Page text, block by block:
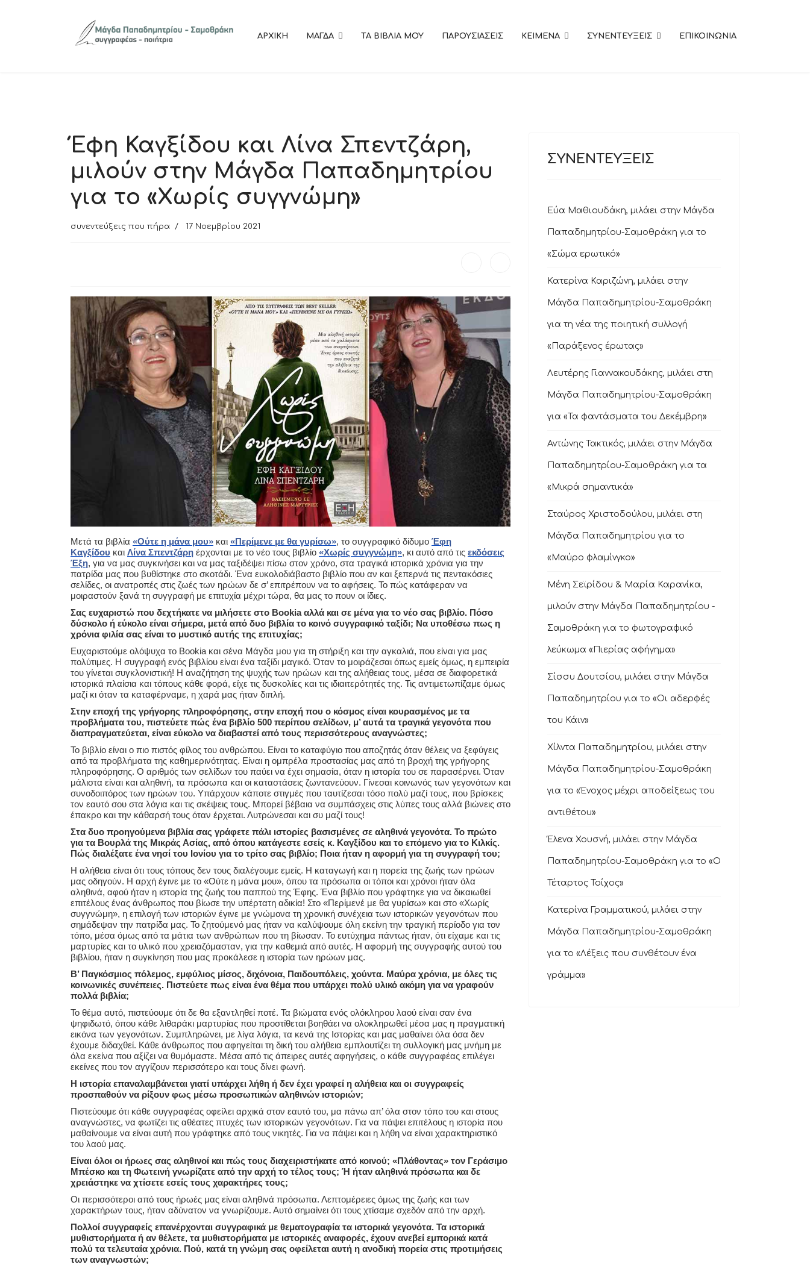
ΑΡΧΙΚΗ ΜΑΓΔΑ ΤΑ ΒΙΒΛΙΑ ΜΟΥ ΠΑΡΟΥΣΙΑΣΕΙΣ KEIMENA ΣΥΝΕΝΤΕΥΞΕΙΣ ΕΠΙΚΟΙΝΩΝΙΑ
Έφη Καγξίδου και Λίνα Σπεντζάρη,
μιλούν στην Μάγδα Παπαδημητρίου
για το «Χωρίς συγγνώμη»
συνεντεύξεις που πήρα 17 Νοεμβρίου 2021
Μετά τα βιβλία «Ούτε η μάνα μου» και «Περίμενε με θα γυρίσω», το συγγραφικό δίδυμο Έφη
Καγξίδου και Λίνα Σπεντζάρη έρχονται με το νέο τους βιβλίο «Χωρίς συγγνώμη», κι αυτό από τις εκδόσεις
Έξη, για να μας συγκινήσει και να μας ταξιδέψει πίσω στον χρόνο, στα τραγικά ιστορικά χρόνια για την
πατρίδα μας που βυθίστηκε στο σκοτάδι. Ένα ευκολοδιάβαστο βιβλίο που αν και ξεπερνά τις πεντακόσιες
σελίδες, οι ανατροπές στις ζωές των ηρώων δε σ’ επιτρέπουν να το αφήσεις. Το πώς κατάφεραν να
μοιραστούν ξανά τη συγγραφή με επιτυχία μέχρι τώρα, θα μας το πουν οι ίδιες.
Σας ευχαριστώ που δεχτήκατε να μιλήσετε στο Bookia αλλά και σε μένα για το νέο σας βιβλίο. Πόσο
δύσκολο ή εύκολο είναι σήμερα, μετά από δυο βιβλία το κοινό συγγραφικό ταξίδι; Να υποθέσω πως η
χρόνια φιλία σας είναι το μυστικό αυτής της επιτυχίας;
Ευχαριστούμε ολόψυχα το Bookia και σένα Μάγδα μου για τη στήριξη και την αγκαλιά, που είναι για μας
πολύτιμες. Η συγγραφή ενός βιβλίου είναι ένα ταξίδι μαγικό. Όταν το μοιράζεσαι όπως εμείς όμως, η εμπειρία
του γίνεται συγκλονιστική! Η αναζήτηση της ψυχής των ηρώων και της αλήθειας τους, μέσα σε διαφορετικά
ιστορικά πλαίσια και τόπους κάθε φορά, είχε τις δυσκολίες και τις ιδιαιτερότητές της. Τις αντιμετωπίζαμε όμως
μαζί κι όταν τα καταφέρναμε, η χαρά μας ήταν διπλή.
Στην εποχή της γρήγορης πληροφόρησης, στην εποχή που ο κόσμος είναι κουρασμένος με τα
προβλήματα του, πιστεύετε πώς ένα βιβλίο 500 περίπου σελίδων, μ’ αυτά τα τραγικά γεγονότα που
διαπραγματεύεται, είναι εύκολο να διαβαστεί από τους περισσότερους αναγνώστες;
Το βιβλίο είναι ο πιο πιστός φίλος του ανθρώπου. Είναι το καταφύγιο που αποζητάς όταν θέλεις να ξεφύγεις
από τα προβλήματα της καθημερινότητας. Είναι η ομπρέλα προστασίας μας από τη βροχή της γρήγορης
πληροφόρησης. Ο αριθμός των σελίδων του παύει να έχει σημασία, όταν η ιστορία του σε παρασέρνει. Όταν
μάλιστα είναι και αληθινή, τα πρόσωπα και οι καταστάσεις ζωντανεύουν. Γίνεσαι κοινωνός των γεγονότων και
συνοδοιπόρος των ηρώων του. Υπάρχουν κάποτε στιγμές που ταυτίζεσαι τόσο πολύ μαζί τους, που βρίσκεις
τον εαυτό σου στα λόγια και τις σκέψεις τους. Μπορεί βέβαια να συμπάσχεις στις λύπες τους αλλά βιώνεις στο
έπακρο και την κάθαρσή τους όταν έρχεται. Λυτρώνεσαι και συ μαζί τους!
Στα δυο προηγούμενα βιβλία σας γράφετε πάλι ιστορίες βασισμένες σε αληθινά γεγονότα. Το πρώτο
για τα Βουρλά της Μικράς Ασίας, από όπου κατάγεστε εσείς κ. Καγξίδου και το επόμενο για το Κιλκίς.
Πώς διαλέξατε ένα νησί του Ιονίου για το τρίτο σας βιβλίο; Ποια ήταν η αφορμή για τη συγγραφή του;
Η αλήθεια είναι ότι τους τόπους δεν τους διαλέγουμε εμείς. Η καταγωγή και η πορεία της ζωής των ηρώων
μας οδηγούν. Η αρχή έγινε με το «Ούτε η μάνα μου», όπου τα πρόσωπα οι τόποι και χρόνοι ήταν όλα
αληθινά, αφού ήταν η ιστορία της ζωής του παππού της Έφης. Ένα βιβλίο που γράφτηκε για να δικαιωθεί
επιτέλους ένας άνθρωπος που βίωσε την υπέρτατη αδικία! Στο «Περίμενέ με θα γυρίσω» και στο «Χωρίς
συγγνώμη», η επιλογή των ιστοριών έγινε με γνώμονα τη χρονική συνέχεια των ιστορικών γεγονότων που
σημάδεψαν την πατρίδα μας. Το ζητούμενό μας ήταν να καλύψουμε όλη εκείνη την τραγική περίοδο για τον
τόπο, μέσα όμως από τα μάτια των ανθρώπων που τη βίωσαν. Το ευτύχημα πάντως ήταν, ότι είχαμε και τις
μαρτυρίες και το υλικό που χρειαζόμασταν, για την καθεμιά από αυτές. Η αφορμή της συγγραφής αυτού του
βιβλίου, ήταν η συγκίνηση που μας προκάλεσε η ιστορία των ηρώων μας.
Β’ Παγκόσμιος πόλεμος, εμφύλιος μίσος, διχόνοια, Παιδουπόλεις, χούντα. Μαύρα χρόνια, με όλες τις
κοινωνικές συνέπειες. Πιστεύετε πως είναι ένα θέμα που υπάρχει πολύ υλικό ακόμη για να γραφούν
πολλά βιβλία;
Το θέμα αυτό, πιστεύουμε ότι δε θα εξαντληθεί ποτέ. Τα βιώματα ενός ολόκληρου λαού είναι σαν ένα
ψηφιδωτό, όπου κάθε λιθαράκι μαρτυρίας που προστίθεται βοηθάει να ολοκληρωθεί μέσα μας η πραγματική
εικόνα των γεγονότων. Συμπληρώνει, με λίγα λόγια, τα κενά της Ιστορίας και μας μαθαίνει όλα όσα δεν
έχουμε διδαχθεί. Κάθε άνθρωπος που αφηγείται τη δική του αλήθεια εμπλουτίζει τη συλλογική μας μνήμη με
όλα εκείνα που αξίζει να θυμόμαστε. Μέσα από τις άπειρες αυτές αφηγήσεις, ο κάθε συγγραφέας επιλέγει
εκείνες που τον αγγίζουν περισσότερο και τους δίνει φωνή.
Η ιστορία επαναλαμβάνεται γιατί υπάρχει λήθη ή δεν έχει γραφεί η αλήθεια και οι συγγραφείς
προσπαθούν να ρίξουν φως μέσω προσωπικών αληθινών ιστοριών;
Πιστεύουμε ότι κάθε συγγραφέας οφείλει αρχικά στον εαυτό του, μα πάνω απ’ όλα στον τόπο του και στους
αναγνώστες, να φωτίζει τις αθέατες πτυχές των ιστορικών γεγονότων. Για να πάψει επιτέλους η ιστορία που
μαθαίνουμε να είναι αυτή που γράφτηκε από τους νικητές. Για να πάψει και η λήθη να είναι χαρακτηριστικό
του λαού μας.
Είναι όλοι οι ήρωες σας αληθινοί και πώς τους διαχειριστήκατε από κοινού; «Πλάθοντας» τον Γεράσιμο
Μπέσκο και τη Φωτεινή γνωρίζατε από την αρχή το τέλος τους; Ή ήταν αληθινά πρόσωπα και δε
χρειάστηκε να χτίσετε εσείς τους χαρακτήρες τους;
Οι περισσότεροι από τους ήρωές μας είναι αληθινά πρόσωπα. Λεπτομέρειες όμως της ζωής και των
χαρακτήρων τους, ήταν αδύνατον να γνωρίζουμε. Αυτό σημαίνει ότι τους χτίσαμε σχεδόν από την αρχή.
Πολλοί συγγραφείς επανέρχονται συγγραφικά με θεματογραφία τα ιστορικά γεγονότα. Τα ιστορικά
μυθιστορήματα ή αν θέλετε, τα μυθιστορήματα με ιστορικές αναφορές, έχουν ανεβεί εμπορικά κατά
πολύ τα τελευταία χρόνια. Πού, κατά τη γνώμη σας οφείλεται αυτή η ανοδική πορεία στις προτιμήσεις
των αναγνωστών;
ΣΥΝΕΝΤΕΥΞΕΙΣ
Εύα Μαθιουδάκη, μιλάει στην Μάγδα
Παπαδημητρίου-Σαμοθράκη για το
«Σώμα ερωτικό»
Κατερίνα Καριζώνη, μιλάει στην
Μάγδα Παπαδημητρίου-Σαμοθράκη
για τη νέα της ποιητική συλλογή
«Παράξενος έρωτας»
Λευτέρης Γιαννακουδάκης, μιλάει στη
Μάγδα Παπαδημητρίου-Σαμοθράκη
για «Τα φαντάσματα του Δεκέμβρη»
Αντώνης Τακτικός, μιλάει στην Μάγδα
Παπαδημητρίου-Σαμοθράκη για τα
«Μικρά σημαντικά»
Σταύρος Χριστοδούλου, μιλάει στη
Μάγδα Παπαδημητρίου για το
«Μαύρο φλαμίνγκο»
Μένη Σεϊρίδου & Μαρία Καρανίκα,
μιλούν στην Μάγδα Παπαδημητρίου -
Σαμοθράκη για το φωτογραφικό
λεύκωμα «Πιερίας αφήγημα»
Σίσσυ Δουτσίου, μιλάει στην Μάγδα
Παπαδημητρίου για το «Οι αδερφές
του Κάιν»
Χίλντα Παπαδημητρίου, μιλάει στην
Μάγδα Παπαδημητρίου-Σαμοθράκη
για το «Ένοχος μέχρι αποδείξεως του
αντιθέτου»
Έλενα Χουσνή, μιλάει στην Μάγδα
Παπαδημητρίου-Σαμοθράκη για το «Ο
Τέταρτος Τοίχος»
Κατερίνα Γραμματικού, μιλάει στην
Μάγδα Παπαδημητρίου-Σαμοθράκη
για το «Λέξεις που συνθέτουν ένα
γράμμα»